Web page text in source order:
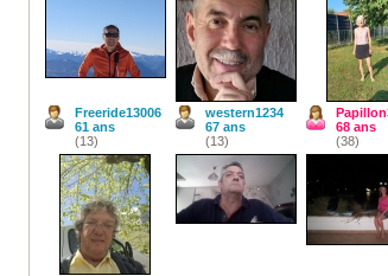
Freeride13006
61 ans
(13)
western1234
67 ans
(13)
68 ans
(38)